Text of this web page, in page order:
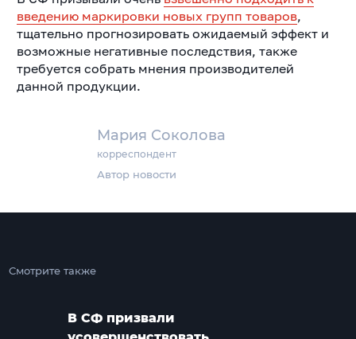
Мария Соколова
корреспондент
Автор новости
введению маркировки новых групп товаров,
тщательно прогнозировать ожидаемый эффект и
возможные негативные последствия, также
требуется собрать мнения производителей
данной продукции.
Смотрите также
В СФ призвали